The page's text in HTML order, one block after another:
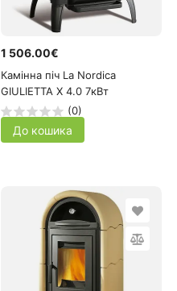
1 506.00€
Камінна піч La Nordica
GIULIETTA X 4.0 7кВт
(0)
До кошика